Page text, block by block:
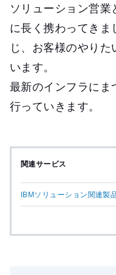
ソリューション営
に長く携わってきま
じ、お客様のやり
います。
最新のインフラにま
行っていきます。
関連サービス
IBMソリューション関連製